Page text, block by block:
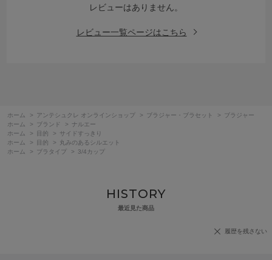
レビューはありません。
レビュー一覧ページはこちら
ホーム > アンテシュクレ オンラインショップ > ブラジャー・ブラセット >
ブラジャー
ホーム
> ブランド > ナルエー
ホーム
> 目的 >
サイドすっきり
ホーム
> 目的 >
丸みのあるシルエット
ホーム
> ブラタイプ > 3/4カップ
HISTORY
最近見た商品
履歴を残さない